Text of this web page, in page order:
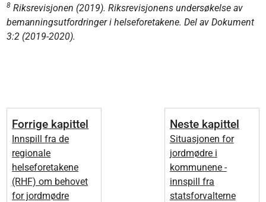
8 Riksrevisjonen (2019). Riksrevisjonens undersøkelse av
bemanningsutfordringer i helseforetakene. Del av Dokument
3:2 (2019-2020).
Forrige kapittel
Innspill fra de
regionale
helseforetakene
(RHF) om behovet
for jordmødre
Neste kapittel
Situasjonen for
jordmødre i
kommunene -
innspill fra
statsforvalterne